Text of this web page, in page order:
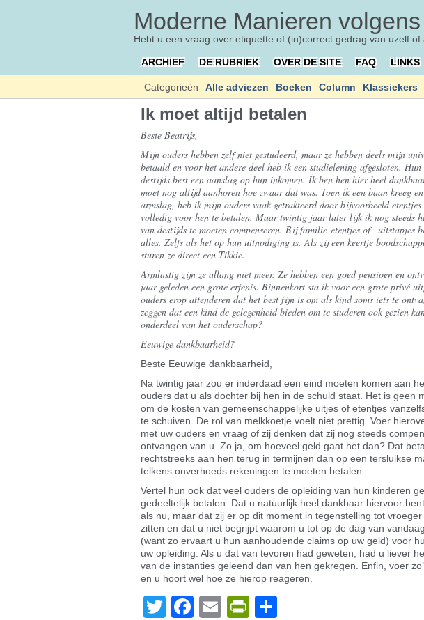
Moderne Manieren
Hebt u een vraag over etiquette of (in)correct gedrag van uzelf
ARCHIEF DE RUBRIEK OVER DE SITE FAQ LINKS
Categorieën Alle adviezen Boeken Column Klassiekers
Ik moet altijd betalen
Beste Beatrijs,
Mijn ouders hebben zelf niet gestudeerd, maar ze hebben deels mijn
betaald en voor het andere deel heb ik een studielening afgesloten.
destijds best een aanslag op hun inkomen. Ik ben hen hier heel
moet nog altijd aanhoren hoe zwaar dat was. Toen ik een baan kreeg
armslag, heb ik mijn ouders vaak getrakteerd door bijvoorbeeld etentjes
volledig voor hen te betalen. Maar twintig jaar later lijk ik nog steeds
van destijds te moeten compenseren. Bij familie-etentjes of –uitstapjes
alles. Zelfs als het op hun uitnodiging is. Als zij een keertje
sturen ze direct een Tikkie.
Armlastig zijn ze allang niet meer. Ze hebben een goed pensioen en
jaar geleden een grote erfenis. Binnenkort sta ik voor een grote privé
ouders erop attenderen dat het best fijn is om als kind soms iets te
zeggen dat een kind de gelegenheid bieden om te studeren ook gezien
onderdeel van het ouderschap?
Eeuwige dankbaarheid?
Beste Eeuwige dankbaarheid,
Na twintig jaar zou er inderdaad een eind moeten komen aan
ouders dat u als dochter bij hen in de schuld staat. Het is geen
om de kosten van gemeenschappelijke uitjes of etentjes
te schuiven. De rol van melkkoetje voelt niet prettig. Voer
met uw ouders en vraag of zij denken dat zij nog steeds
ontvangen van u. Zo ja, om hoeveel geld gaat het dan? Dat
rechtstreeks aan hen terug in termijnen dan op een tersluikse
telkens onverhoeds rekeningen te moeten betalen.
Vertel hun ook dat veel ouders de opleiding van hun kinderen
gedeeltelijk betalen. Dat u natuurlijk heel dankbaar hiervoor
als nu, maar dat zij er op dit moment in tegenstelling tot
zitten en dat u niet begrijpt waarom u tot op de dag van
(want zo ervaart u hun aanhoudende claims op uw geld) voor
uw opleiding. Als u dat van tevoren had geweten, had u liever
van de instanties geleend dan van hen gekregen. Enfin, voer
en u hoort wel hoe ze hierop reageren.
TwitterFacebook
EmailPrintFriendly